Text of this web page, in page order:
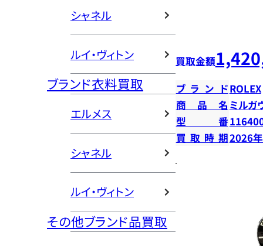
シャネル
ルイ・ヴィトン
ブランド衣料買取
エルメス
シャネル
ルイ・ヴィトン
その他ブランド品買取
買取金額
ブランドROLEX
商品名 ミル
型番
買取時期2026